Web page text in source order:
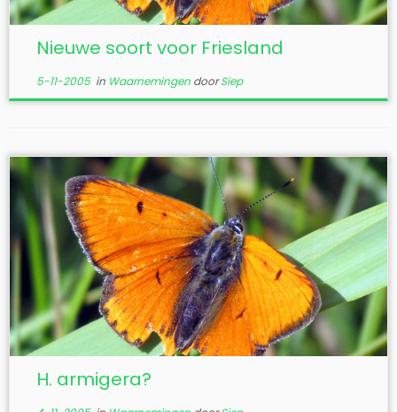
Nieuwe soort voor Friesland
5-11-2005in Waarnemingen doorSiep
H. armigera?